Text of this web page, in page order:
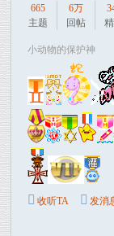
665
主题
6万
回帖
小动物的保护神
收听TA 发消